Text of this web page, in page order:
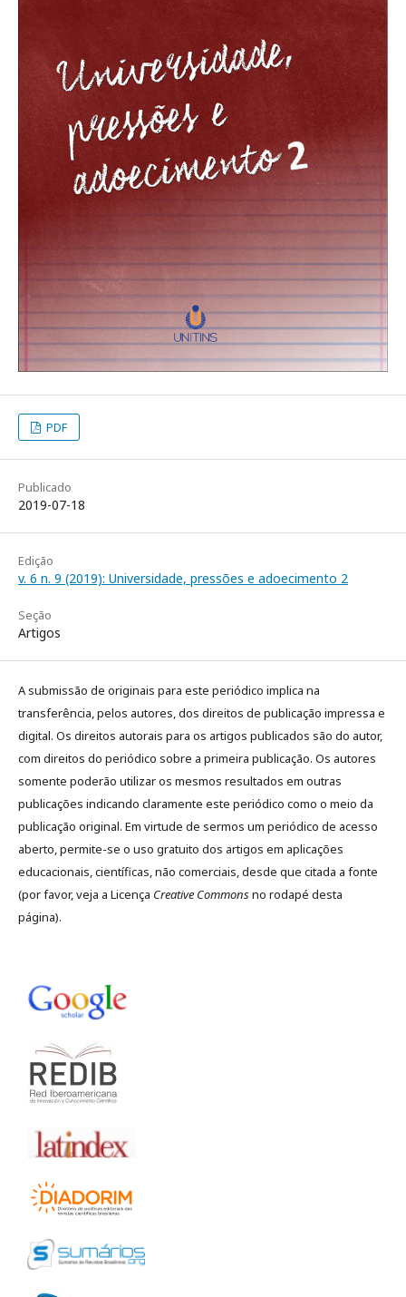
PDF
Publicado
2019-07-18
Edição
v. 6 n. 9 (2019): Universidade, pressões e adoecimento 2
Seção
Artigos
A submissão de originais para este periódico implica na
transferência, pelos autores, dos direitos de publicação impressa e
digital. Os direitos autorais para os artigos publicados são do autor,
com direitos do periódico sobre a primeira publicação. Os autores
somente poderão utilizar os mesmos resultados em outras
publicações indicando claramente este periódico como o meio da
publicação original. Em virtude de sermos um periódico de acesso
aberto, permite-se o uso gratuito dos artigos em aplicações
educacionais, científicas, não comerciais, desde que citada a fonte
(por favor, veja a Licença Creative Commonsno rodapé desta
página).